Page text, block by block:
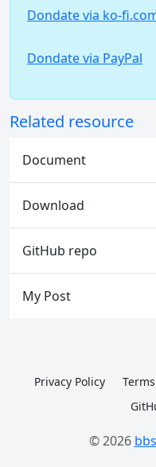
Dondate via ko-
Dondate via PayPal
Related resource
Document
Download
GitHub repo
My Post
Privacy Policy
© 2026